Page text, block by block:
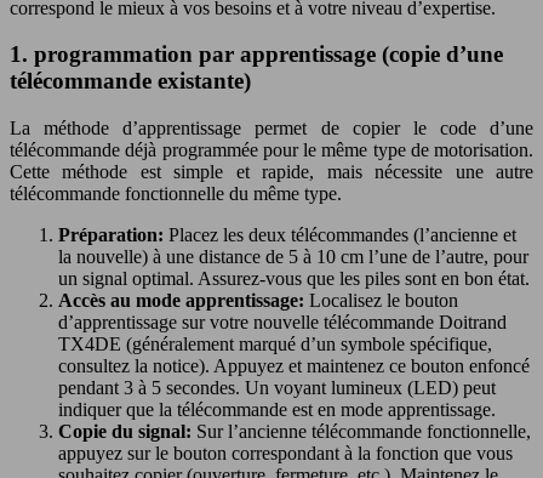
correspond le mieux à vos besoins et à votre niveau d’expertise.
1. programmation par apprentissage (copie d’une
télécommande existante)
La méthode d’apprentissage permet de copier le code d’une
télécommande déjà programmée pour le même type de motorisation.
Cette méthode est simple et rapide, mais nécessite une autre
télécommande fonctionnelle du même type.
Préparation: Placez les deux télécommandes (l’ancienne et
la nouvelle) à une distance de 5 à 10 cm l’une de l’autre, pour
un signal optimal. Assurez-vous que les piles sont en bon état.
Accès au mode apprentissage: Localisez le bouton
d’apprentissage sur votre nouvelle télécommande Doitrand
TX4DE (généralement marqué d’un symbole spécifique,
consultez la notice). Appuyez et maintenez ce bouton enfoncé
pendant 3 à 5 secondes. Un voyant lumineux (LED) peut
indiquer que la télécommande est en mode apprentissage.
Copie du signal: Sur l’ancienne télécommande fonctionnelle,
appuyez sur le bouton correspondant à la fonction que vous